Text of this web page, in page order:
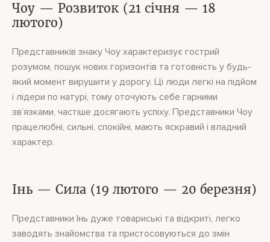
Чоу — Розвиток (21 січня — 18
лютого)
Представників знаку Чоу характеризує гострий
розумом, пошук нових горизонтів та готовність у будь-
який момент вирушити у дорогу. Ці люди легкі на підйом
і лідери по натурі, тому оточують себе гарними
зв’язками, частіше досягають успіху. Представники Чоу
працелюбні, сильні, спокійні, мають яскравий і владний
характер.
Інь — Сила (19 лютого — 20 березня)
Представники Інь дуже товариські та відкриті, легко
заводять знайомства та пристосовуються до змін